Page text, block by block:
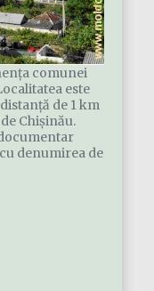
comunei
este
de 1 km
Chișinău.
denumirea de